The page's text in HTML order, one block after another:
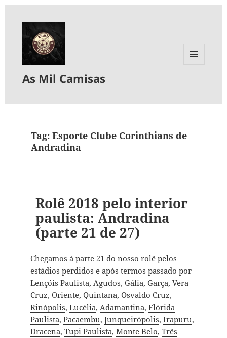
As Mil Camisas
Tag:Esporte Clube Corinthians de
Andradina
Rolê 2018 pelo interior
paulista: Andradina
(parte 21 de 27)
Chegamos à parte 21 do nosso rolê pelos
estádios perdidos e após termos passado por
Lençóis Paulista, Agudos, Gália, Garça, Vera
Cruz, Oriente, Quintana, Osvaldo Cruz,
Rinópolis, Lucélia, Adamantina, Flórida
Paulista, Pacaembu, Junqueirópolis, Irapuru,
Dracena, Tupi Paulista, Monte Belo, Três